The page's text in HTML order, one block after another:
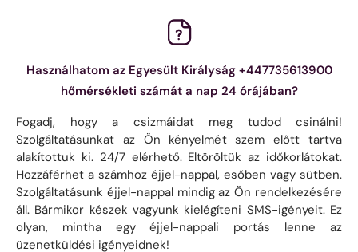
Használhatom az Egyesült Királyság +447735613900
hőmérsékleti számát a nap 24 órájában?
Fogadj, hogy a csizmáidat meg tudod csinálni!
Szolgáltatásunkat az Ön kényelmét szem előtt tartva
alakítottuk ki. 24/7 elérhető. Eltöröltük az időkorlátokat.
Hozzáférhet a számhoz éjjel-nappal, esőben vagy sütben.
Szolgáltatásunk éjjel-nappal mindig az Ön rendelkezésére
áll. Bármikor készek vagyunk kielégíteni SMS-igényeit. Ez
olyan, mintha egy éjjel-nappali portás lenne az
üzenetküldési igényeidnek!